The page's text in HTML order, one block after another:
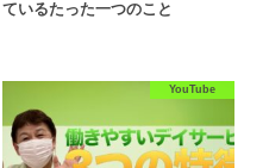
ているたった一つのこと
YouTube